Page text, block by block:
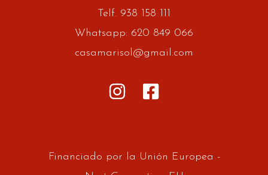
Telf. 938 158 111
Whatsapp: 620 849 066
casamarisol@gmail.com
Financiado por la Unión Europea -